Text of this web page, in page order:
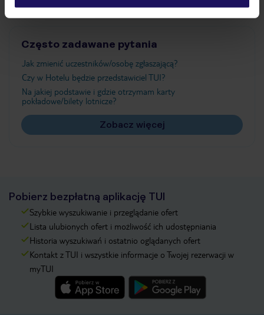
Często zadawane pytania
Jak zmienić uczestników/osobę zgłaszającą?
Czy w Hotelu będzie przedstawiciel TUI?
Na jakiej podstawie i gdzie otrzymam karty
pokładowe/bilety lotnicze?
Zobacz więcej
Pobierz bezpłatną aplikację TUI
Szybkie wyszukiwanie i przeglądanie ofert
Lista ulubionych ofert i możliwość ich udostępniania
Historia wyszukiwań i ostatnio oglądanych ofert
Kontakt z TUI i wszystkie informacje o Twojej rezerwacji w
myTUI